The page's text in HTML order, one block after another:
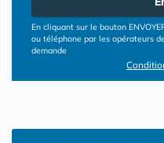
En cliquant sur le bouton
ou téléphone par les opérateurs
demande